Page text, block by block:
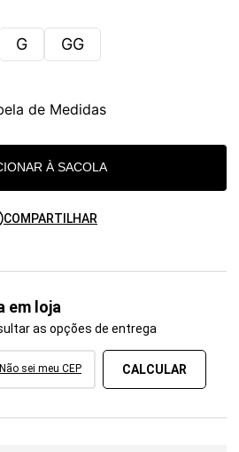
G GG
de Medidas
À SACOLA
COMPARTILHAR
em loja
as opções de entrega
Não sei meu CEP